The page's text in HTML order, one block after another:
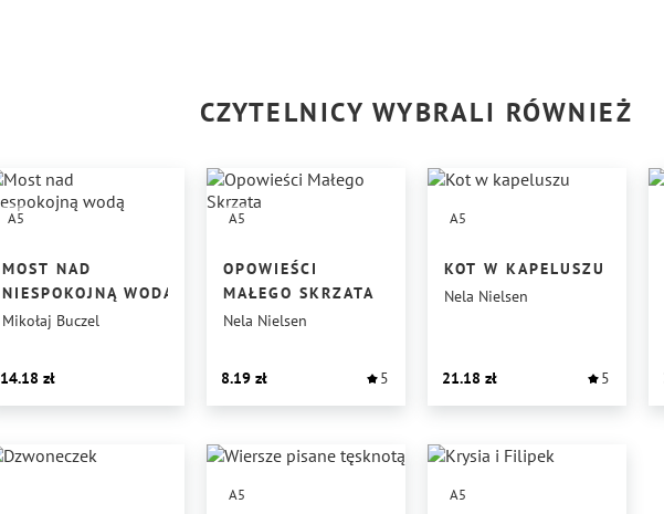
CZYTELNICY WYBRALI RÓWNIEŻ
A5
MOST NAD
NIESPOKOJNĄ WODĄ
Mikołaj Buczel
14.18
A5
OPOWIEŚCI
MAŁEGO SKRZATA
Nela Nielsen
8.19 5
A5
KOT W KAPELUSZU
Nela Nielsen
21.18 5
A5 A5